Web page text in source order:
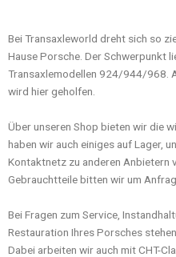
Bei Transaxleworld dreht sich so
Hause Porsche. Der Schwerpunkt
Transaxlemodellen 924/944/968.
wird hier geholfen.
Über unseren Shop bieten wir die
haben wir auch einiges auf Lager,
Kontaktnetz zu anderen Anbietern
Gebrauchtteile bitten wir um
Bei Fragen zum Service,
Restauration Ihres Porsches
Dabei arbeiten wir auch mit CHT-